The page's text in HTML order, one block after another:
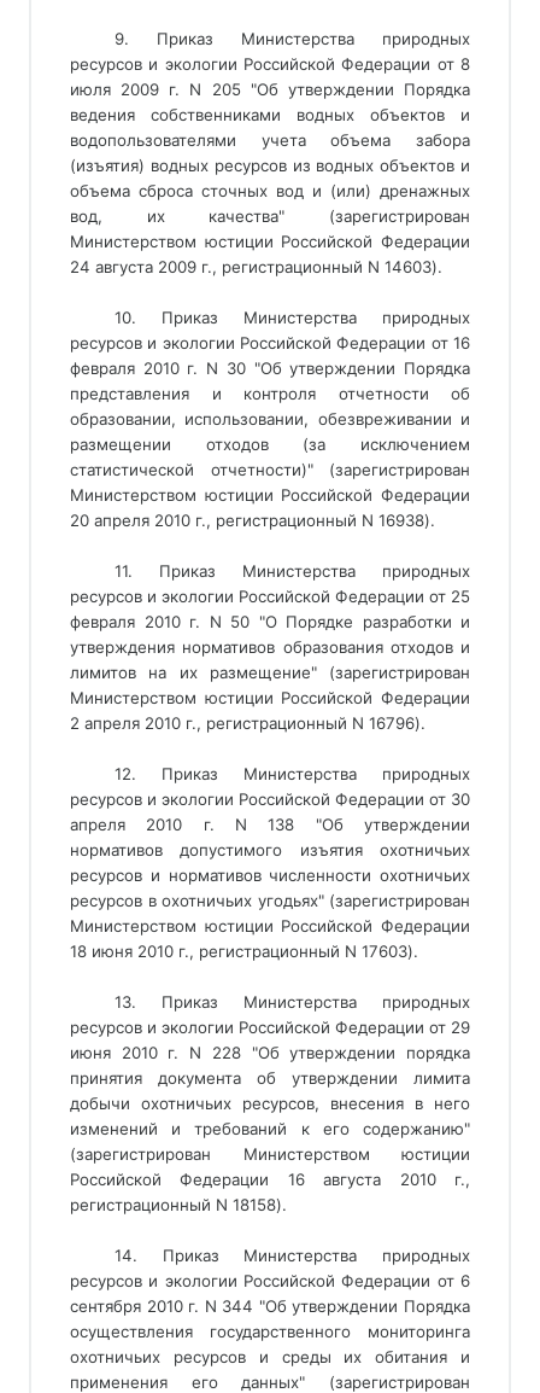
9. Приказ Министерства природных
ресурсов и экологии Российской Федерации от 8
июля 2009 г. N 205 "Об утверждении Порядка
ведения собственниками водных объектов и
водопользователями учета объема забора
(изъятия) водных ресурсов из водных объектов и
объема сброса сточных вод и (или) дренажных
вод, их качества" (зарегистрирован
Министерством юстиции Российской Федерации
24 августа 2009 г., регистрационный N 14603).
10. Приказ Министерства природных
ресурсов и экологии Российской Федерации от 16
февраля 2010 г. N 30 "Об утверждении Порядка
представления и контроля отчетности об
образовании, использовании, обезвреживании и
размещении отходов (за исключением
статистической отчетности)" (зарегистрирован
Министерством юстиции Российской Федерации
20 апреля 2010 г., регистрационный N 16938).
11. Приказ Министерства природных
ресурсов и экологии Российской Федерации от 25
февраля 2010 г. N 50 "О Порядке разработки и
утверждения нормативов образования отходов и
лимитов на их размещение" (зарегистрирован
Министерством юстиции Российской Федерации
2 апреля 2010 г., регистрационный N 16796).
12. Приказ Министерства природных
ресурсов и экологии Российской Федерации от 30
апреля 2010 г. N 138 "Об утверждении
нормативов допустимого изъятия охотничьих
ресурсов и нормативов численности охотничьих
ресурсов в охотничьих угодьях" (зарегистрирован
Министерством юстиции Российской Федерации
18 июня 2010 г., регистрационный N 17603).
13. Приказ Министерства природных
ресурсов и экологии Российской Федерации от 29
июня 2010 г. N 228 "Об утверждении порядка
принятия документа об утверждении лимита
добычи охотничьих ресурсов, внесения в него
изменений и требований к его содержанию"
(зарегистрирован Министерством юстиции
Российской Федерации 16 августа 2010 г.,
регистрационный N 18158).
14. Приказ Министерства природных
ресурсов и экологии Российской Федерации от 6
сентября 2010 г. N 344 "Об утверждении Порядка
осуществления государственного мониторинга
охотничьих ресурсов и среды их обитания и
применения его данных" (зарегистрирован